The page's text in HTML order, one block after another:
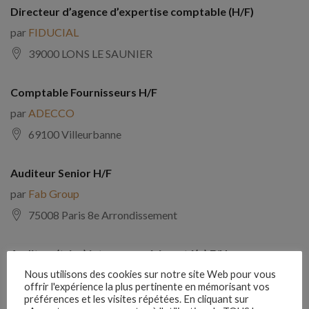
Directeur d’agence d’expertise comptable (H/F)
par FIDUCIAL
39000 LONS LE SAUNIER
Comptable Fournisseurs H/F
par ADECCO
69100 Villeurbanne
Auditeur Senior H/F
par Fab Group
75008 Paris 8e Arrondissement
Auditeur(trice) interne expérimenté(e) F/H
parComptabilite Emploi
39130 Châtillon
Nous utilisons des cookies sur notre site Web pour vous
offrir l'expérience la plus pertinente en mémorisant vos
préférences et les visites répétées. En cliquant sur